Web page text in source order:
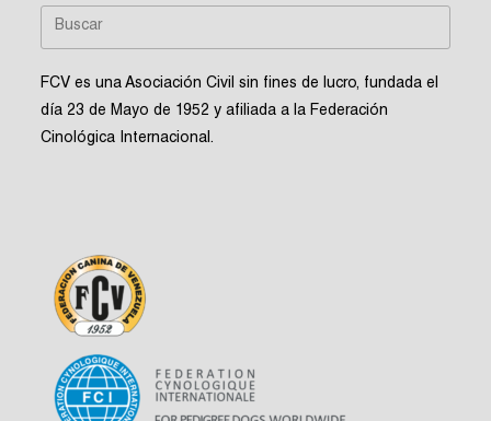
FCV es una Asociación Civil sin fines de lucro, fundada el
día 23 de Mayo de 1952 y afiliada a la Federación
Cinológica Internacional.